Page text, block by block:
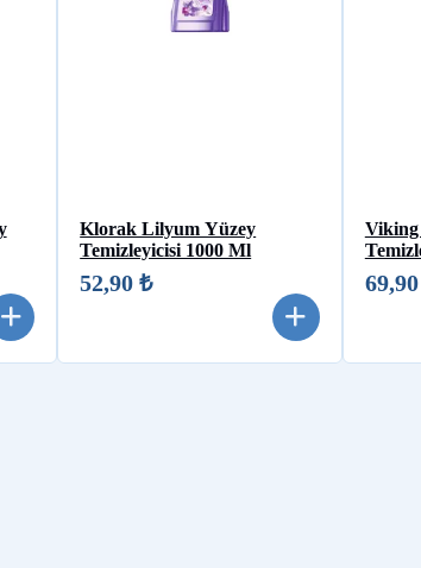
Klorak Lilyum Yüzey
Temizleyicisi 1000 Ml
52,90 ₺
Viking